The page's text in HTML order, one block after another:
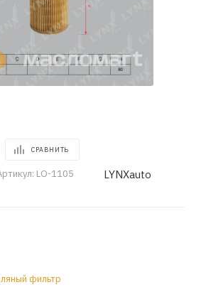
СРАВНИТЬ
LO-1105 LYNXauto
фильтр